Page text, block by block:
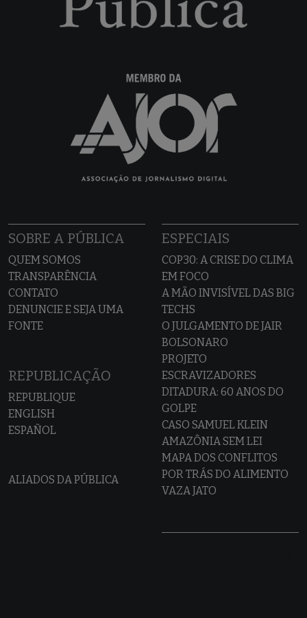
SOBRE A PÚBLICA
QUEM SOMOS
TRANSPARÊNCIA
CONTATO
DENUNCIE E SEJA UMA
FONTE
REPUBLICAÇÃO
REPUBLIQUE
ENGLISH
ESPAÑOL
ALIADOS DA PÚBLICA
ESPECIAIS
COP30: A CRISE DO CLIMA
EM FOCO
A MÃO INVISÍVEL DAS BIG
TECHS
O JULGAMENTO DE JAIR
BOLSONARO
PROJETO
ESCRAVIZADORES
DITADURA: 60 ANOS DO
GOLPE
CASO SAMUEL KLEIN
AMAZÔNIA SEM LEI
MAPA DOS CONFLITOS
POR TRÁS DO ALIMENTO
VAZA JATO